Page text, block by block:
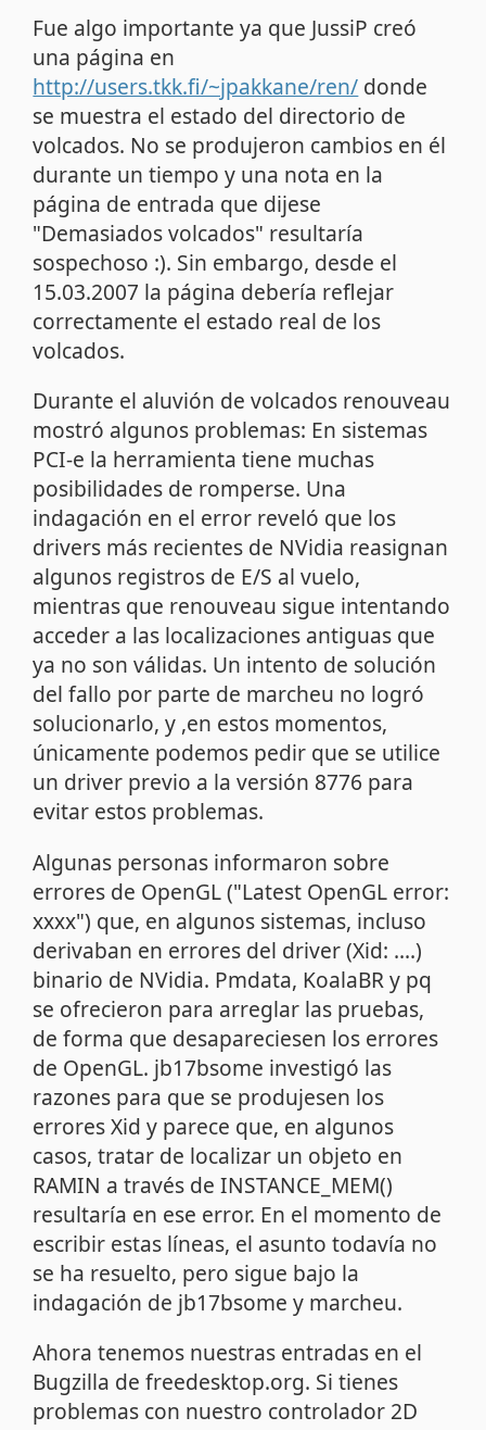
Fue algo importante ya que JussiP creó
una página en
http://users.tkk.fi/~jpakkane/ren/ donde
se muestra el estado del directorio de
volcados. No se produjeron cambios en él
durante un tiempo y una nota en la
página de entrada que dijese
"Demasiados volcados" resultaría
sospechoso :). Sin embargo, desde el
15.03.2007 la página debería reflejar
correctamente el estado real de los
volcados.
Durante el aluvión de volcados renouveau
mostró algunos problemas: En sistemas
PCI-e la herramienta tiene muchas
posibilidades de romperse. Una
indagación en el error reveló que los
drivers más recientes de NVidia reasignan
algunos registros de E/S al vuelo,
mientras que renouveau sigue intentando
acceder a las localizaciones antiguas que
ya no son válidas. Un intento de solución
del fallo por parte de marcheu no logró
solucionarlo, y ,en estos momentos,
únicamente podemos pedir que se utilice
un driver previo a la versión 8776 para
evitar estos problemas.
Algunas personas informaron sobre
errores de OpenGL ("Latest OpenGL error:
xxxx") que, en algunos sistemas, incluso
derivaban en errores del driver (Xid: ....)
binario de NVidia. Pmdata, KoalaBR y pq
se ofrecieron para arreglar las pruebas,
de forma que desapareciesen los errores
de OpenGL. jb17bsome investigó las
razones para que se produjesen los
errores Xid y parece que, en algunos
casos, tratar de localizar un objeto en
RAMIN a través de INSTANCE_MEM()
resultaría en ese error. En el momento de
escribir estas líneas, el asunto todavía no
se ha resuelto, pero sigue bajo la
indagación de jb17bsome y marcheu.
Ahora tenemos nuestras entradas en el
Bugzilla de freedesktop.org. Si tienes
problemas con nuestro controlador 2D